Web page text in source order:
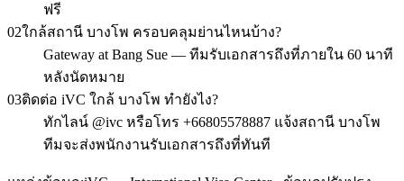
ฟรี
02ใกล้สถานี บางโพ ครอบคลุมย่านไหนบ้าง?
Gateway at Bang Sue — ทีมรับเอกสารถึงที่ภายใน 60 นาที
หลังนัดหมาย
03ติดต่อ iVC ใกล้ บางโพ ทำยังไง?
ทักไลน์ @ivc หรือโทร +66805578887 แจ้งสถานี บางโพ
ทีมจะส่งพนักงานรับเอกสารถึงที่ทันที